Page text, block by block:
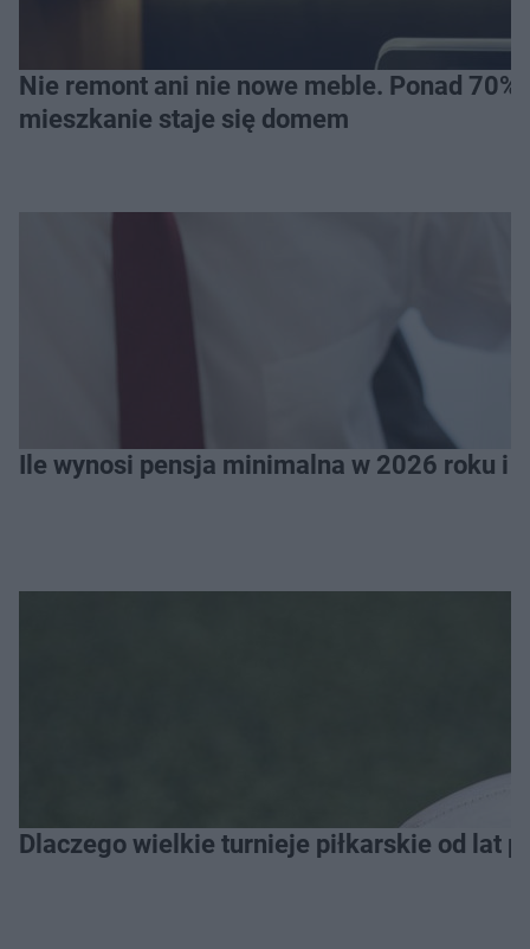
Nie remont ani nie nowe meble. Ponad
mieszkanie staje się domem
Ile wynosi pensja minimalna w 2026 roku i
Dlaczego wielkie turnieje piłkarskie od lat